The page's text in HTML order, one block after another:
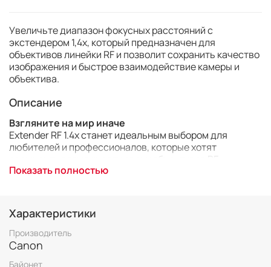
Увеличьте диапазон фокусных расстояний с
экстендером 1,4x, который предназначен для
объективов линейки RF и позволит сохранить качество
изображения и быстрое взаимодействие камеры и
объектива.
Описание
Взгляните на мир иначе
Extender RF 1.4x станет идеальным выбором для
любителей и профессионалов, которые хотят
Увеличение диапазона фокусных расстояний на 1,4x
Максимальное качество изображения
Этот экстендер использует стеклянные элементы с
высокими рефракционными и низкими
дисперсионными свойствами, что обеспечивает
Показать полностью
Характеристики
Производитель
Canon
Байонет